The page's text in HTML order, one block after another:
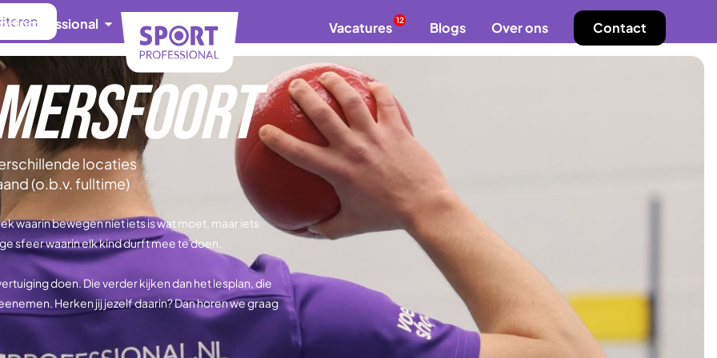
Vacatures 12 Blogs Over ons Contact
locaties
(o.b.v. fulltime)
waarin bewegen niet iets is wat moet, maar iets
sfeer waarin elk kind durft mee te doen.
doen. Die verder kijken dan het lesplan, die
Herken jij jezelf daarin? Dan horen we graag